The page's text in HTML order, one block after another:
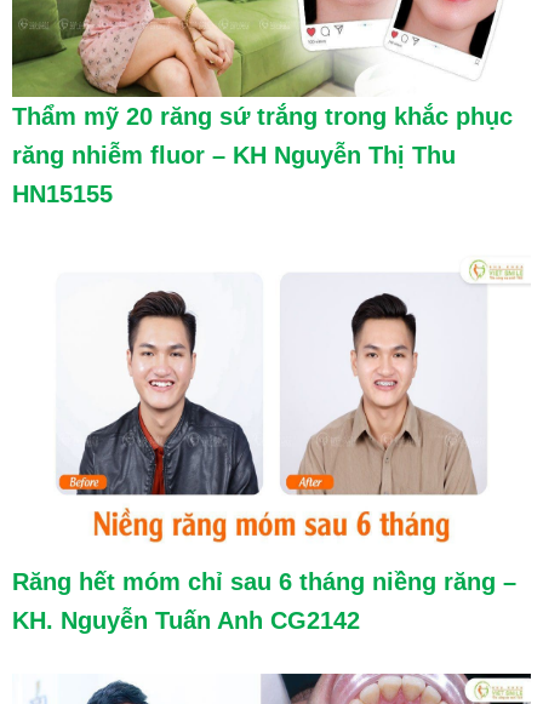
Thẩm mỹ 20 răng sứ trắng trong khắc phục
răng nhiễm fluor – KH Nguyễn Thị Thu
HN15155
Răng hết móm chỉ sau 6 tháng niềng răng –
KH. Nguyễn Tuấn Anh CG2142